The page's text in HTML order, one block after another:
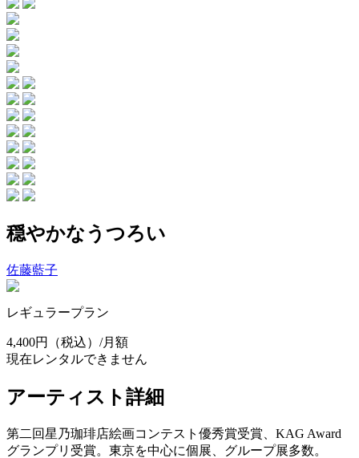
穏やかなうつろい
佐藤藍子
レギュラープラン
4,400円
（税込）/月額
現在レンタルできません
アーティスト詳細
第二回星乃珈琲店絵画コンテスト優秀賞受賞、KAG Award
グランプリ受賞。東京を中心に個展、グループ展多数。